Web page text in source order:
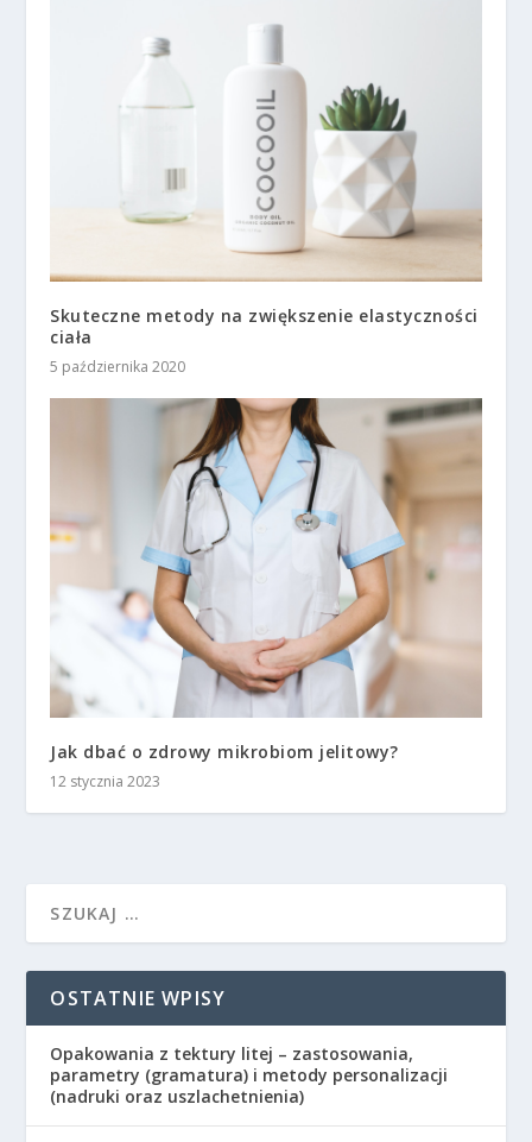
Skuteczne metody na zwiększenie elastyczności
ciała
5 października 2020
Jak dbać o zdrowy mikrobiom jelitowy?
12 stycznia 2023
OSTATNIE WPISY
Opakowania z tektury litej – zastosowania,
parametry (gramatura) i metody personalizacji
(nadruki oraz uszlachetnienia)